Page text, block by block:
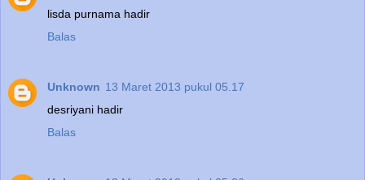
lisda purnama hadir
Balas
Unknown 13 Maret 2013 pukul 05.17
desriyani hadir
Balas